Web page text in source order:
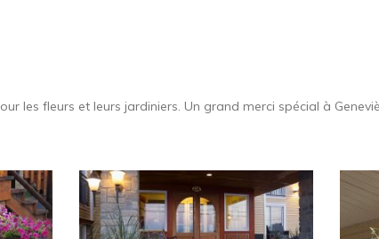
les fleurs et leurs jardiniers. Un grand merci spécial à